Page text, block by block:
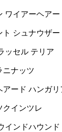
ワイアーヘア
ト シュナウザー
ッセル テリア
ニナッツ
アード ハンガリ
クインツレ
インドハウンド